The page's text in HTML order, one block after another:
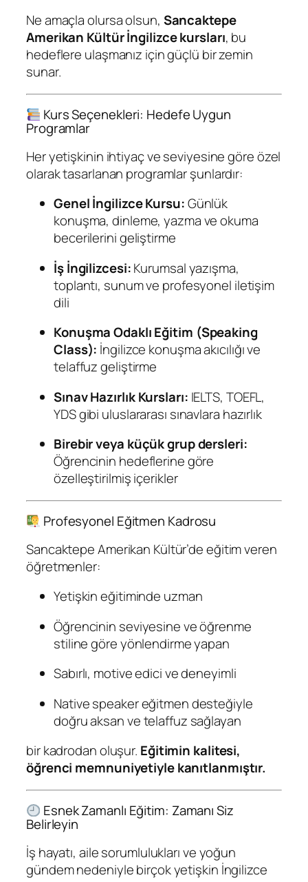
Ne amaçla olursa olsun, Sancaktepe
Amerikan Kültür İngilizce kursları, bu
hedeflere ulaşmanız için güçlü bir zemin
sunar.
Kurs Seçenekleri: Hedefe Uygun
Programlar
Her yetişkinin ihtiyaç ve seviyesine göre özel
olarak tasarlanan programlar şunlardır:
Genel İngilizce Kursu:Günlük
konuşma, dinleme, yazma ve okuma
becerilerini geliştirme
İş İngilizcesi:Kurumsal yazışma,
toplantı, sunum ve profesyonel iletişim
dili
Konuşma Odaklı Eğitim (Speaking
Class): İngilizce konuşma akıcılığı ve
telaffuz geliştirme
Sınav Hazırlık Kursları: IELTS, TOEFL,
YDS gibi uluslararası sınavlara hazırlık
Birebir veya küçük grup dersleri:
Öğrencinin hedeflerine göre
özelleştirilmiş içerikler
Profesyonel Eğitmen Kadrosu
Sancaktepe Amerikan Kültür’de eğitim veren
öğretmenler:
Yetişkin eğitiminde uzman
Öğrencinin seviyesine ve öğrenme
stiline göre yönlendirme yapan
Sabırlı, motive edici ve deneyimli
Native speaker eğitmen desteğiyle
doğru aksan ve telaffuz sağlayan
bir kadrodan oluşur. Eğitimin kalitesi,
öğrenci memnuniyetiyle kanıtlanmıştır.
Esnek Zamanlı Eğitim: Zamanı Siz
Belirleyin
İş hayatı, aile sorumlulukları ve yoğun
gündem nedeniyle birçok yetişkin İngilizce